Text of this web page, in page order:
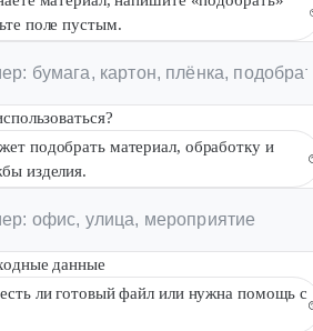
поле пустым.
подобрать материал, обработку и
изделия.
данные
ли готовый файл или нужна помощь с